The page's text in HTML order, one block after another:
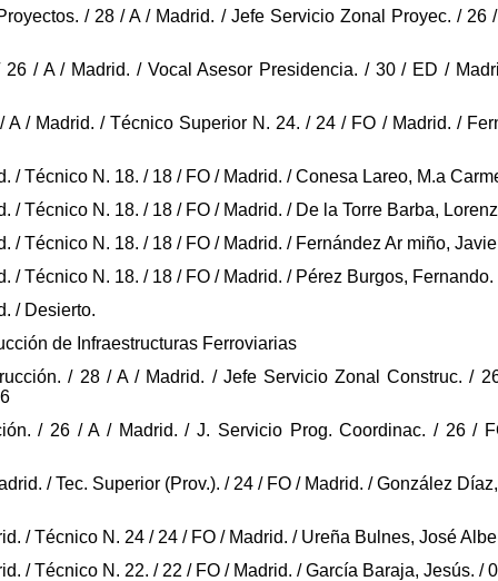
/ 28 / A / Madrid. / Jefe Servicio Zonal Proyec. / 26
/ A / Madrid. / Vocal Asesor Presidencia. / 30 / ED /
/ Madrid. / Técnico Superior N. 24. / 24 / FO / Madrid. /
/ Técnico N. 18. / 18 / FO / Madrid. / Conesa Lareo, M.a
/ Técnico N. 18. / 18 / FO / Madrid. / De la Torre Barba,
/ Técnico N. 18. / 18 / FO / Madrid. / Fernández Ar miño,
/ Técnico N. 18. / 18 / FO / Madrid. / Pérez Burgos,
/ Desierto.
de Infraestructuras Ferroviarias
/ 28 / A / Madrid. / Jefe Servicio Zonal Construc. /
/ 26 / A / Madrid. / J. Servicio Prog. Coordinac. / 26 /
/ Tec. Superior (Prov.). / 24 / FO / Madrid. / González
/ Técnico N. 24 / 24 / FO / Madrid. / Ureña Bulnes, José
/ Técnico N. 22. / 22 / FO / Madrid. / García Baraja, Jesús. /